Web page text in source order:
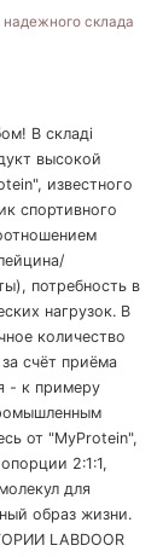
склада
В складі
высокой
известного
спортивного
потребность в
нагрузок. В
количество
счёт приёма
- к примеру
от "MyProtein",
2:1:1,
для
образ жизни.
LABDOOR